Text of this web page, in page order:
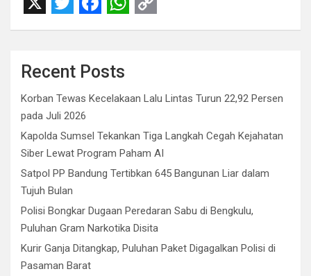
X T
i
t
t
e
r
F
c
e
b
o
o
k
W
a
t
A
p
p
C
y
i
n
k
Recent Posts
Korban Tewas Kecelakaan Lalu Lintas Turun 22,92 Persen
pada Juli 2026
Kapolda Sumsel Tekankan Tiga Langkah Cegah Kejahatan
Siber Lewat Program Paham AI
Satpol PP Bandung Tertibkan 645 Bangunan Liar dalam
Tujuh Bulan
Polisi Bongkar Dugaan Peredaran Sabu di Bengkulu,
Puluhan Gram Narkotika Disita
Kurir Ganja Ditangkap, Puluhan Paket Digagalkan Polisi di
Pasaman Barat